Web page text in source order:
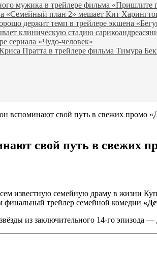
мужика в трейлере фильма
«Семейный план 2» мешает Кит
держит темп в трейлере экшена
клиническую стадию
сериала «Чудо-человек»
Пратта в трейлере фильма Тимура
свой путь в свежих промо
свой путь в свежих
известную семейную драму в жизни
финальный трейлер семейной комедии
из заключительного 14-го эпизода —